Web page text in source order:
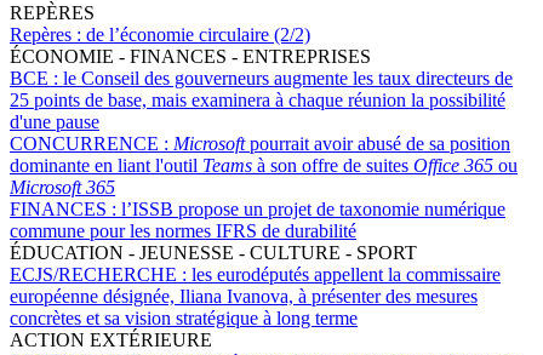
REPÈRES
Repères : de l’économie circulaire (2/2)
ÉCONOMIE - FINANCES - ENTREPRISES
BCE : le Conseil des gouverneurs augmente les taux directeurs de
25 points de base, mais examinera à chaque réunion la possibilité
d'une pause
CONCURRENCE : Microsoftpourrait avoir abusé de sa position
dominante en liant l'outil Teams à son offre de suites Office 365 ou
Microsoft 365
FINANCES : l’ISSB propose un projet de taxonomie numérique
commune pour les normes IFRS de durabilité
ÉDUCATION - JEUNESSE - CULTURE - SPORT
ECJS/RECHERCHE : les eurodéputés appellent la commissaire
européenne désignée, Iliana Ivanova, à présenter des mesures
concrètes et sa vision stratégique à long terme
ACTION EXTÉRIEURE